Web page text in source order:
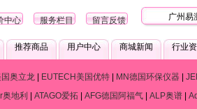
广州易测
中心 服务栏目 留言反馈
推荐商品 用户中心 商城新闻 行业
奥立龙| EUTECH美国优特| MN德国环保仪器|
地利 ATAGO爱拓 AFG德国阿福气 ALP奥谱